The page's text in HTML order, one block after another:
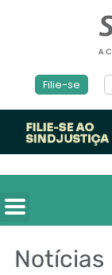
Filie-se
Notícias